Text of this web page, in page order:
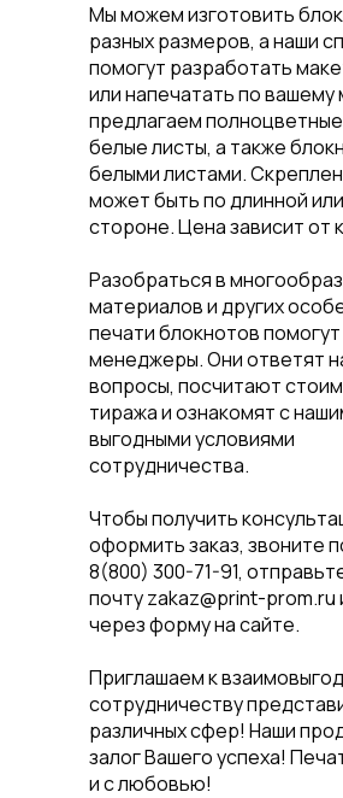
Мы можем изготовить
разных размеров, а наши
помогут разработать
или напечатать по вашему
предлагаем
белые листы, а также
белыми листами.
может быть по длинной
стороне. Цена зависит от
Разобраться в
материалов и других
печати блокнотов
менеджеры. Они ответят
вопросы, посчитают
тиража и ознакомят с
выгодными условиями
сотрудничества.
Чтобы получить
оформить заказ, звоните
8(800) 300-71-91,
почту zakaz@print-prom.ru
через форму на сайте.
Приглашаем к
сотрудничеству
различных сфер! Наши
залог Вашего успеха!
и с любовью!